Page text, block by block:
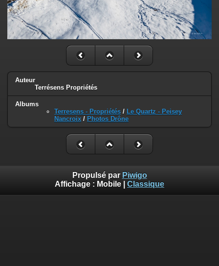
Auteur
Terrésens Propriétés
Albums
Terresens - Propriétés / Le Quartz - Peisey
Nancroix / Photos Drône
Propulsé par Piwigo
Affichage : Mobile Classique